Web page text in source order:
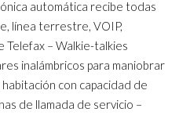
automática recibe todas
línea terrestre, VOIP,
Telefax – Walkie-talkies
inalámbricos para maniobrar
con capacidad de
de llamada de servicio –